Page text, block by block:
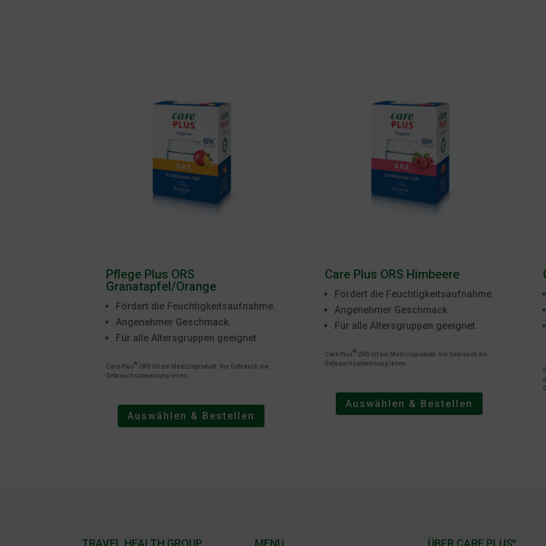
Pflege Plus ORS
Granatapfel/Orange
Fördert die Feuchtigkeitsaufnahme.
Angenehmer Geschmack.
Für alle Altersgruppen geeignet.
Care Plus® ORS ist ein Medizinprodukt. Vor Gebrauch die
Gebrauchsanweisung lesen.
Auswählen & Bestellen
Care Plus ORS Himbeere
Fördert die Feuchtigkeitsaufnahme.
Angenehmer Geschmack.
Für alle Altersgruppen geeignet.
Care Plus® ORS ist ein Medizinprodukt. Vor Gebrauch die
Gebrauchsanweisung lesen.
Auswählen & Bestellen
TRAVEL HEALTH GROUP MENU ÜBER CARE PLUS®